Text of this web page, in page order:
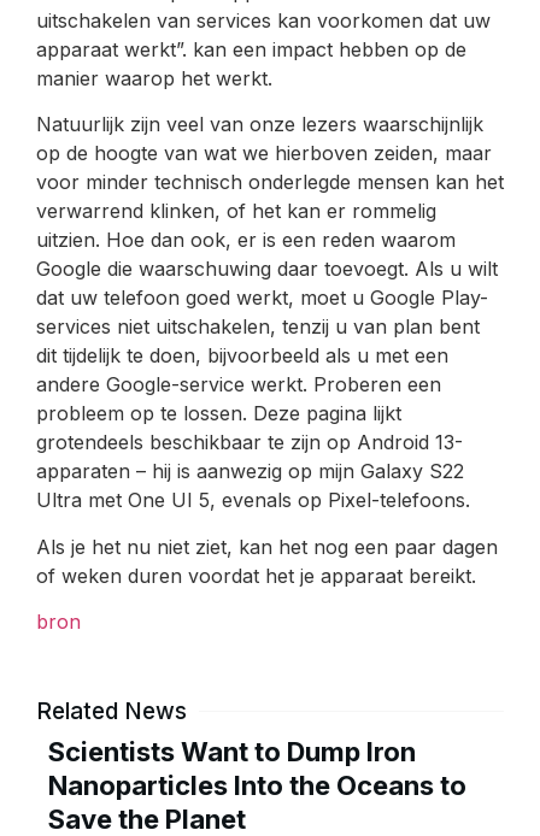
uitschakelen van services kan voorkomen dat uw
apparaat werkt”. kan een impact hebben op de
manier waarop het werkt.
Natuurlijk zijn veel van onze lezers waarschijnlijk
op de hoogte van wat we hierboven zeiden, maar
voor minder technisch onderlegde mensen kan het
verwarrend klinken, of het kan er rommelig
uitzien. Hoe dan ook, er is een reden waarom
Google die waarschuwing daar toevoegt. Als u wilt
dat uw telefoon goed werkt, moet u Google Play-
services niet uitschakelen, tenzij u van plan bent
dit tijdelijk te doen, bijvoorbeeld als u met een
andere Google-service werkt. Proberen een
probleem op te lossen. Deze pagina lijkt
grotendeels beschikbaar te zijn op Android 13-
apparaten – hij is aanwezig op mijn Galaxy S22
Ultra met One UI 5, evenals op Pixel-telefoons.
Als je het nu niet ziet, kan het nog een paar dagen
of weken duren voordat het je apparaat bereikt.
bron
Related News
Scientists Want to Dump Iron
Nanoparticles Into the Oceans to
Save the Planet